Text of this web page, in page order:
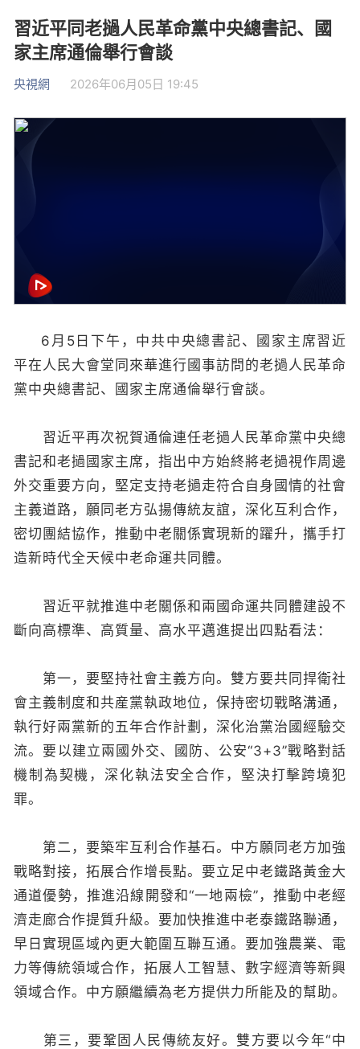
習近平同老撾人民革命黨中央總書記、國
家主席通倫舉行會談
央視網 2026年06月05日 19:45
6月5日下午，中共中央總書記、國家主席習近
平在人民大會堂同來華進行國事訪問的老撾人民革命
黨中央總書記、國家主席通倫舉行會談。
習近平再次祝賀通倫連任老撾人民革命黨中央總
書記和老撾國家主席，指出中方始終將老撾視作周邊
外交重要方向，堅定支持老撾走符合自身國情的社會
主義道路，願同老方弘揚傳統友誼，深化互利合作，
密切團結協作，推動中老關係實現新的躍升，攜手打
造新時代全天候中老命運共同體。
習近平就推進中老關係和兩國命運共同體建設不
斷向高標準、高質量、高水平邁進提出四點看法：
第一，要堅持社會主義方向。雙方要共同捍衛社
會主義制度和共産黨執政地位，保持密切戰略溝通，
執行好兩黨新的五年合作計劃，深化治黨治國經驗交
流。要以建立兩國外交、國防、公安“3+3”戰略對話
機制為契機，深化執法安全合作，堅決打擊跨境犯
罪。
第二，要築牢互利合作基石。中方願同老方加強
戰略對接，拓展合作增長點。要立足中老鐵路黃金大
通道優勢，推進沿線開發和“一地兩檢”，推動中老經
濟走廊合作提質升級。要加快推進中老泰鐵路聯通，
早日實現區域內更大範圍互聯互通。要加強農業、電
力等傳統領域合作，拓展人工智慧、數字經濟等新興
領域合作。中方願繼續為老方提供力所能及的幫助。
第三，要鞏固人民傳統友好。雙方要以今年“中